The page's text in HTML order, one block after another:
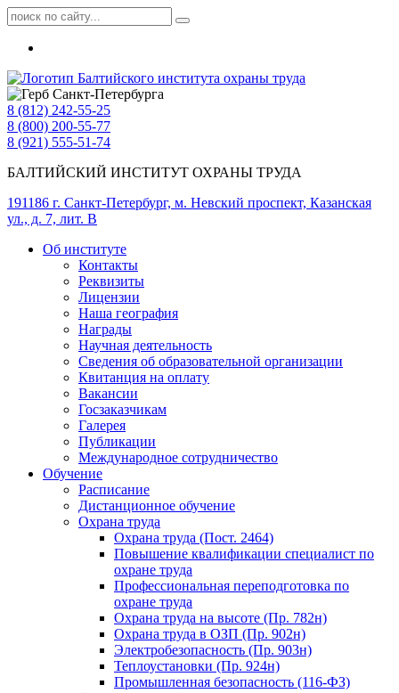
8 (812) 242-55-25
8 (800) 200-55-77
8 (921) 555-51-74
БАЛТИЙСКИЙ ИНСТИТУТ ОХРАНЫ ТРУДА
191186 г. Санкт-Петербург, м. Невский проспект, Казанская
ул., д. 7, лит. В
Об институте
Контакты
Реквизиты
Лицензии
Наша география
Награды
Научная деятельность
Сведения об образовательной организации
Квитанция на оплату
Вакансии
Госзаказчикам
Галерея
Публикации
Международное сотрудничество
Обучение
Расписание
Дистанционное обучение
Охрана труда
Охрана труда (Пост. 2464)
Повышение квалификации специалист по
охране труда
Профессиональная переподготовка по
охране труда
Охрана труда на высоте (Пр. 782н)
Охрана труда в ОЗП (Пр. 902н)
Электробезопасность (Пр. 903н)
Теплоустановки (Пр. 924н)
Промышленная безопасность (116-ФЗ)